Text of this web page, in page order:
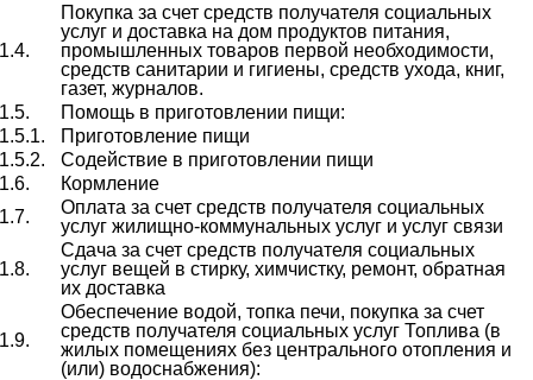
Покупка за счет средств получателя социальных
услуг и доставка на дом продуктов питания,
промышленных товаров первой необходимости,
средств санитарии и гигиены, средств ухода, книг,
газет, журналов.
Помощь в приготовлении пищи:
Приготовление пищи
Содействие в приготовлении пищи
Кормление
Оплата за счет средств получателя социальных
услуг жилищно-коммунальных услуг и услуг связи
Сдача за счет средств получателя социальных
услуг вещей в стирку, химчистку, ремонт, обратная
их доставка
Обеспечение водой, топка печи, покупка за счет
средств получателя социальных услуг Топлива (в
жилых помещениях без центрального отопления и
(или) водоснабжения):